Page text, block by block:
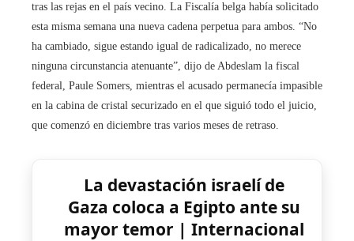
tras las rejas en el país vecino. La Fiscalía belga había solicitado
esta misma semana una nueva cadena perpetua para ambos. “No
ha cambiado, sigue estando igual de radicalizado, no merece
ninguna circunstancia atenuante”, dijo de Abdeslam la fiscal
federal, Paule Somers, mientras el acusado permanecía impasible
en la cabina de cristal securizado en el que siguió todo el juicio,
que comenzó en diciembre tras varios meses de retraso.
La devastación israelí de
Gaza coloca a Egipto ante su
mayor temor | Internacional